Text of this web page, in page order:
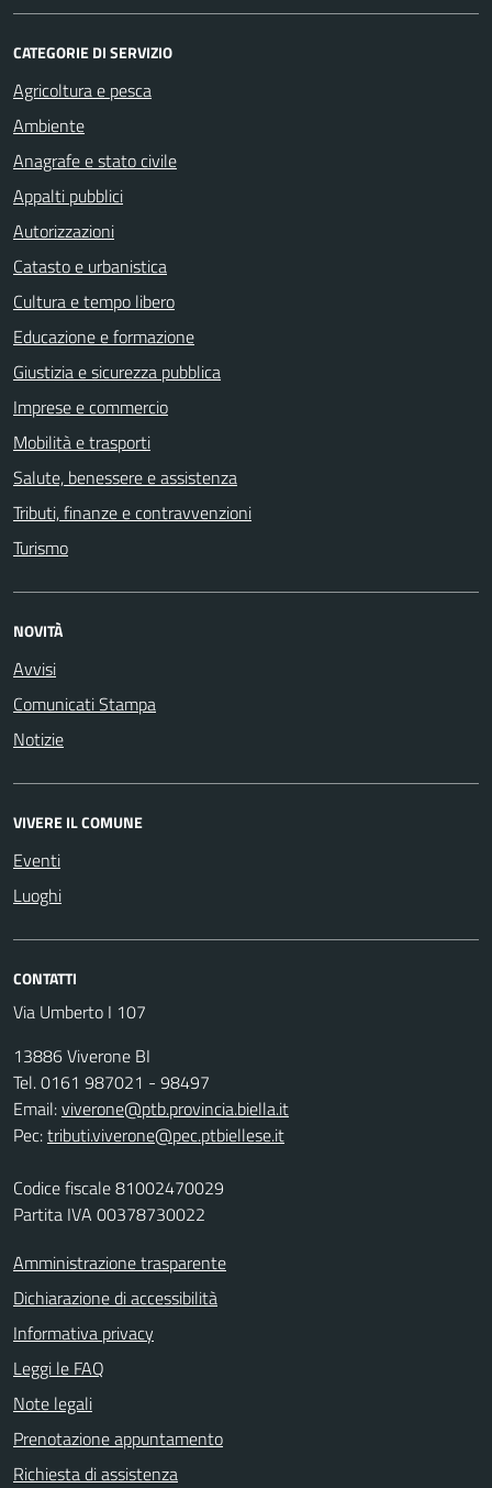
CATEGORIE DI SERVIZIO
Agricoltura e pesca
Ambiente
Anagrafe e stato civile
Appalti pubblici
Autorizzazioni
Catasto e urbanistica
Cultura e tempo libero
Educazione e formazione
Giustizia e sicurezza pubblica
Imprese e commercio
Mobilità e trasporti
Salute, benessere e assistenza
Tributi, finanze e contravvenzioni
Turismo
NOVITÀ
Avvisi
Comunicati Stampa
Notizie
VIVERE IL COMUNE
Eventi
Luoghi
CONTATTI
Via Umberto I 107
13886 Viverone BI
Tel. 0161 987021 - 98497
Email:viverone@ptb.provincia.biella.it
Pec:tributi.viverone@pec.ptbiellese.it
Codice fiscale 81002470029
Partita IVA 00378730022
Amministrazione trasparente
Dichiarazione di accessibilità
Informativa privacy
Leggi le FAQ
Note legali
Prenotazione appuntamento
Richiesta di assistenza